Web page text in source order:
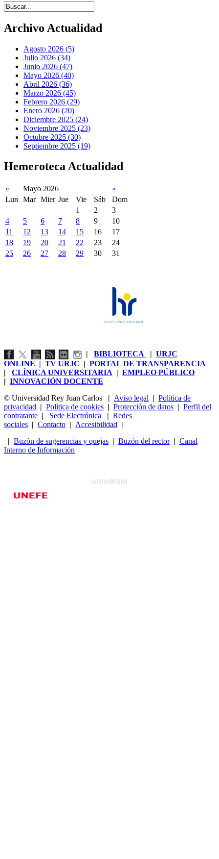
Introduce términos de búsqueda
Archivo Actualidad
Agosto 2026 (5)
Julio 2026 (34)
Junio 2026 (47)
Mayo 2026 (40)
Abril 2026 (36)
Marzo 2026 (45)
Febrero 2026 (29)
Enero 2026 (20)
Diciembre 2025 (24)
Noviembre 2025 (23)
Octubre 2025 (30)
Septiembre 2025 (19)
Hemeroteca Actualidad
« Mayo 2026
»
Lun
Mar Mier Jue Vie Sáb
Dom
1
2
3
4
5 6 7 8 9
10
11
12 13 14 15 16
17
18
19 20 21 22 23
24
25
26 27 28 29 30 31
| BIBLIOTECA | URJC
ONLINE | TV URJC | PORTAL DE TRANSPARENCIA
| CLÍNICA UNIVERSITARIA | EMPLEO PÚBLICO
| INNOVACIÓN DOCENTE
© Universidad Rey Juan Carlos
| Aviso legal | Política de
privacidad | Política de cookies | Protección de datos | Perfil del
contratante | Sede Electrónica | Redes
sociales | Contacto | Accesibilidad |
| Buzón de sugerencias y quejas | Buzón del rector| Canal
Interno de Información